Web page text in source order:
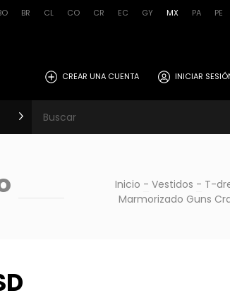
BR CL CO CR EC GY MX PA PE
CREAR UNA CUENTA INICIAR
Termos de uso
Inicio - Vestidos - T-
Marmorizado Guns